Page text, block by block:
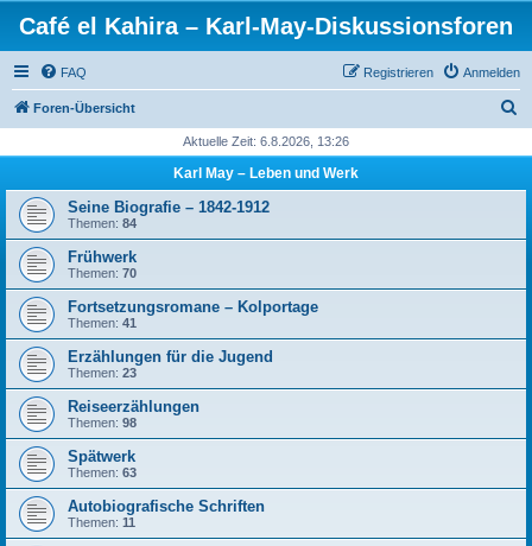
Café el Kahira – Karl-May-Diskussionsforen
FAQ Anmelden
Registrieren
Foren-Übersicht
h
Aktuelle Zeit: 6.8.2026, 13:26
Karl May – Leben und Werk
Seine Biografie – 1842-1912
Themen: 84
Frühwerk
Themen: 70
Fortsetzungsromane – Kolportage
Themen: 41
Erzählungen für die Jugend
Themen: 23
Reiseerzählungen
Themen: 98
Spätwerk
Themen: 63
Autobiografische Schriften
Themen: 11